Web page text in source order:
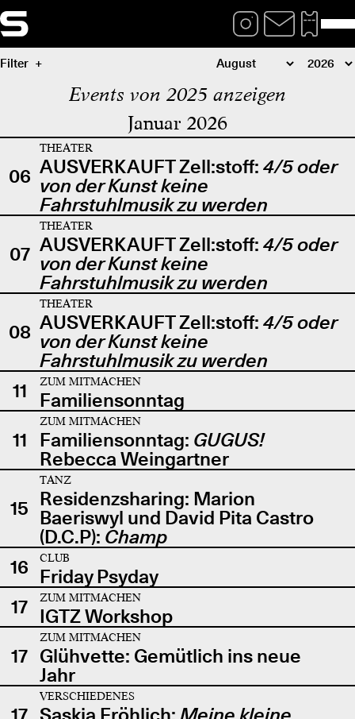
Filter
Events von 2025 anzeigen
Januar 2026
06
THEATER
AUSVERKAUFT Zell:stoff: 4/5 oder
von der Kunst keine
Fahrstuhlmusik zu werden
07
THEATER
AUSVERKAUFT Zell:stoff: 4/5 oder
von der Kunst keine
Fahrstuhlmusik zu werden
08
THEATER
AUSVERKAUFT Zell:stoff: 4/5 oder
von der Kunst keine
Fahrstuhlmusik zu werden
11
ZUM MITMACHEN
Familiensonntag
11
ZUM MITMACHEN
Familiensonntag: GUGUS!
Rebecca Weingartner
15
TANZ
Residenzsharing: Marion
Baeriswyl und David Pita Castro
(D.C.P): Champ
16
CLUB
Friday Psyday
17
ZUM MITMACHEN
IGTZ Workshop
17
ZUM MITMACHEN
Glühvette: Gemütlich ins neue
Jahr
VERSCHIEDENES